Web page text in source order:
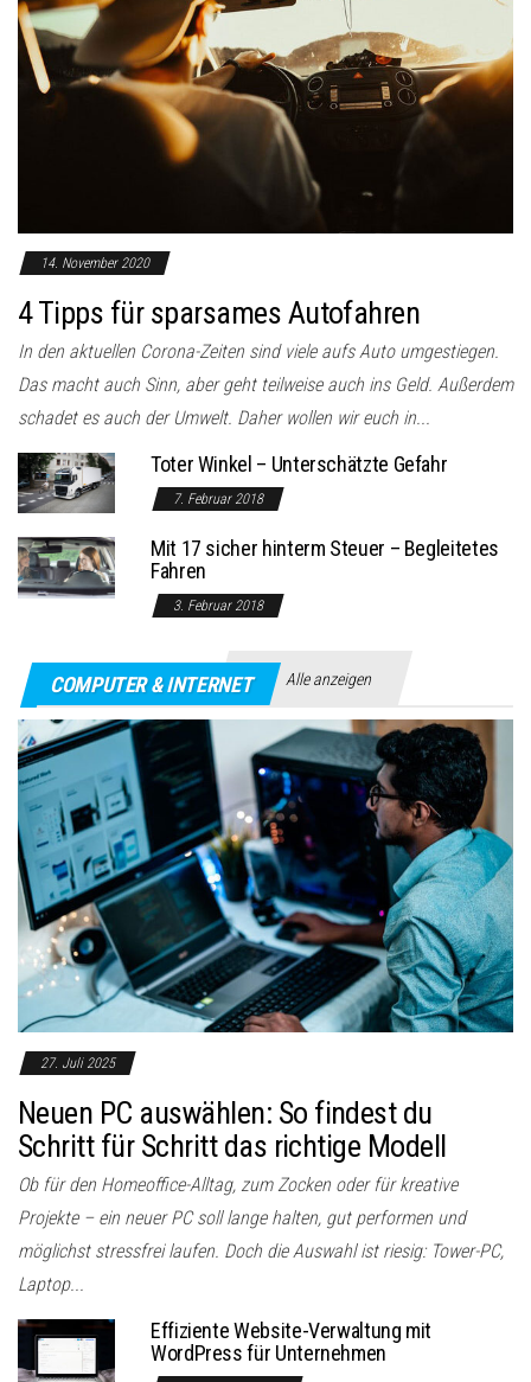
14. November 2020
4 Tipps für sparsames Autofahren
In den aktuellen Corona-Zeiten sind viele aufs Auto umgestiegen.
Das macht auch Sinn, aber geht teilweise auch ins Geld. Außerdem
schadet es auch der Umwelt. Daher wollen wir euch in...
Toter Winkel – Unterschätzte Gefahr
7. Februar 2018
Mit 17 sicher hinterm Steuer – Begleitetes
Fahren
3. Februar 2018
COMPUTER & INTERNET Alle anzeigen
27. Juli 2025
Neuen PC auswählen: So findest du
Schritt für Schritt das richtige Modell
Ob für den Homeoffice-Alltag, zum Zocken oder für kreative
Projekte – ein neuer PC soll lange halten, gut performen und
möglichst stressfrei laufen. Doch die Auswahl ist riesig: Tower-PC,
Laptop...
Effiziente Website-Verwaltung mit
WordPress für Unternehmen